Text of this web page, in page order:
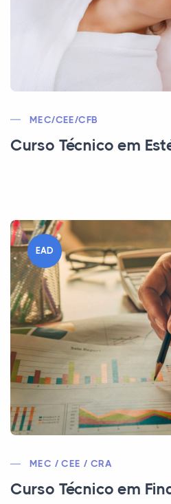
MEC/CEE/CFB
Curso Técnico em
EAD
MEC / CEE / CRA
Curso Técnico em